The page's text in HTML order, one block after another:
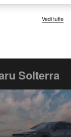
Vedi tutte
Solterra